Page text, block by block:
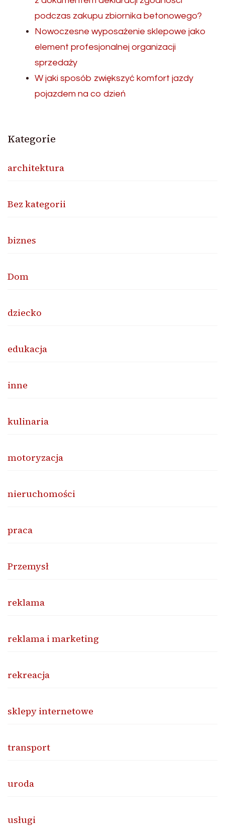
podczas zakupu zbiornika betonowego?
Nowoczesne wyposażenie sklepowe jako
element profesjonalnej organizacji
sprzedaży
W jaki sposób zwiększyć komfort jazdy
pojazdem na co dzień
Kategorie
architektura
Bez kategorii
biznes
Dom
dziecko
edukacja
inne
kulinaria
motoryzacja
nieruchomości
praca
Przemysł
reklama
reklama i marketing
rekreacja
sklepy internetowe
transport
uroda
usługi